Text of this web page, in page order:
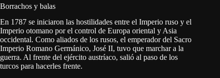
Borrachos y balas
En 1787 se iniciaron las hostilidades entre el Imperio ruso y el
Imperio otomano por el control de Europa oriental y Asia
occidental. Como aliados de los rusos, el emperador del Sacro
Imperio Romano Germánico, José II, tuvo que marchar a la
guerra. Al frente del ejército austríaco, salió al paso de los
turcos para hacerles frente.